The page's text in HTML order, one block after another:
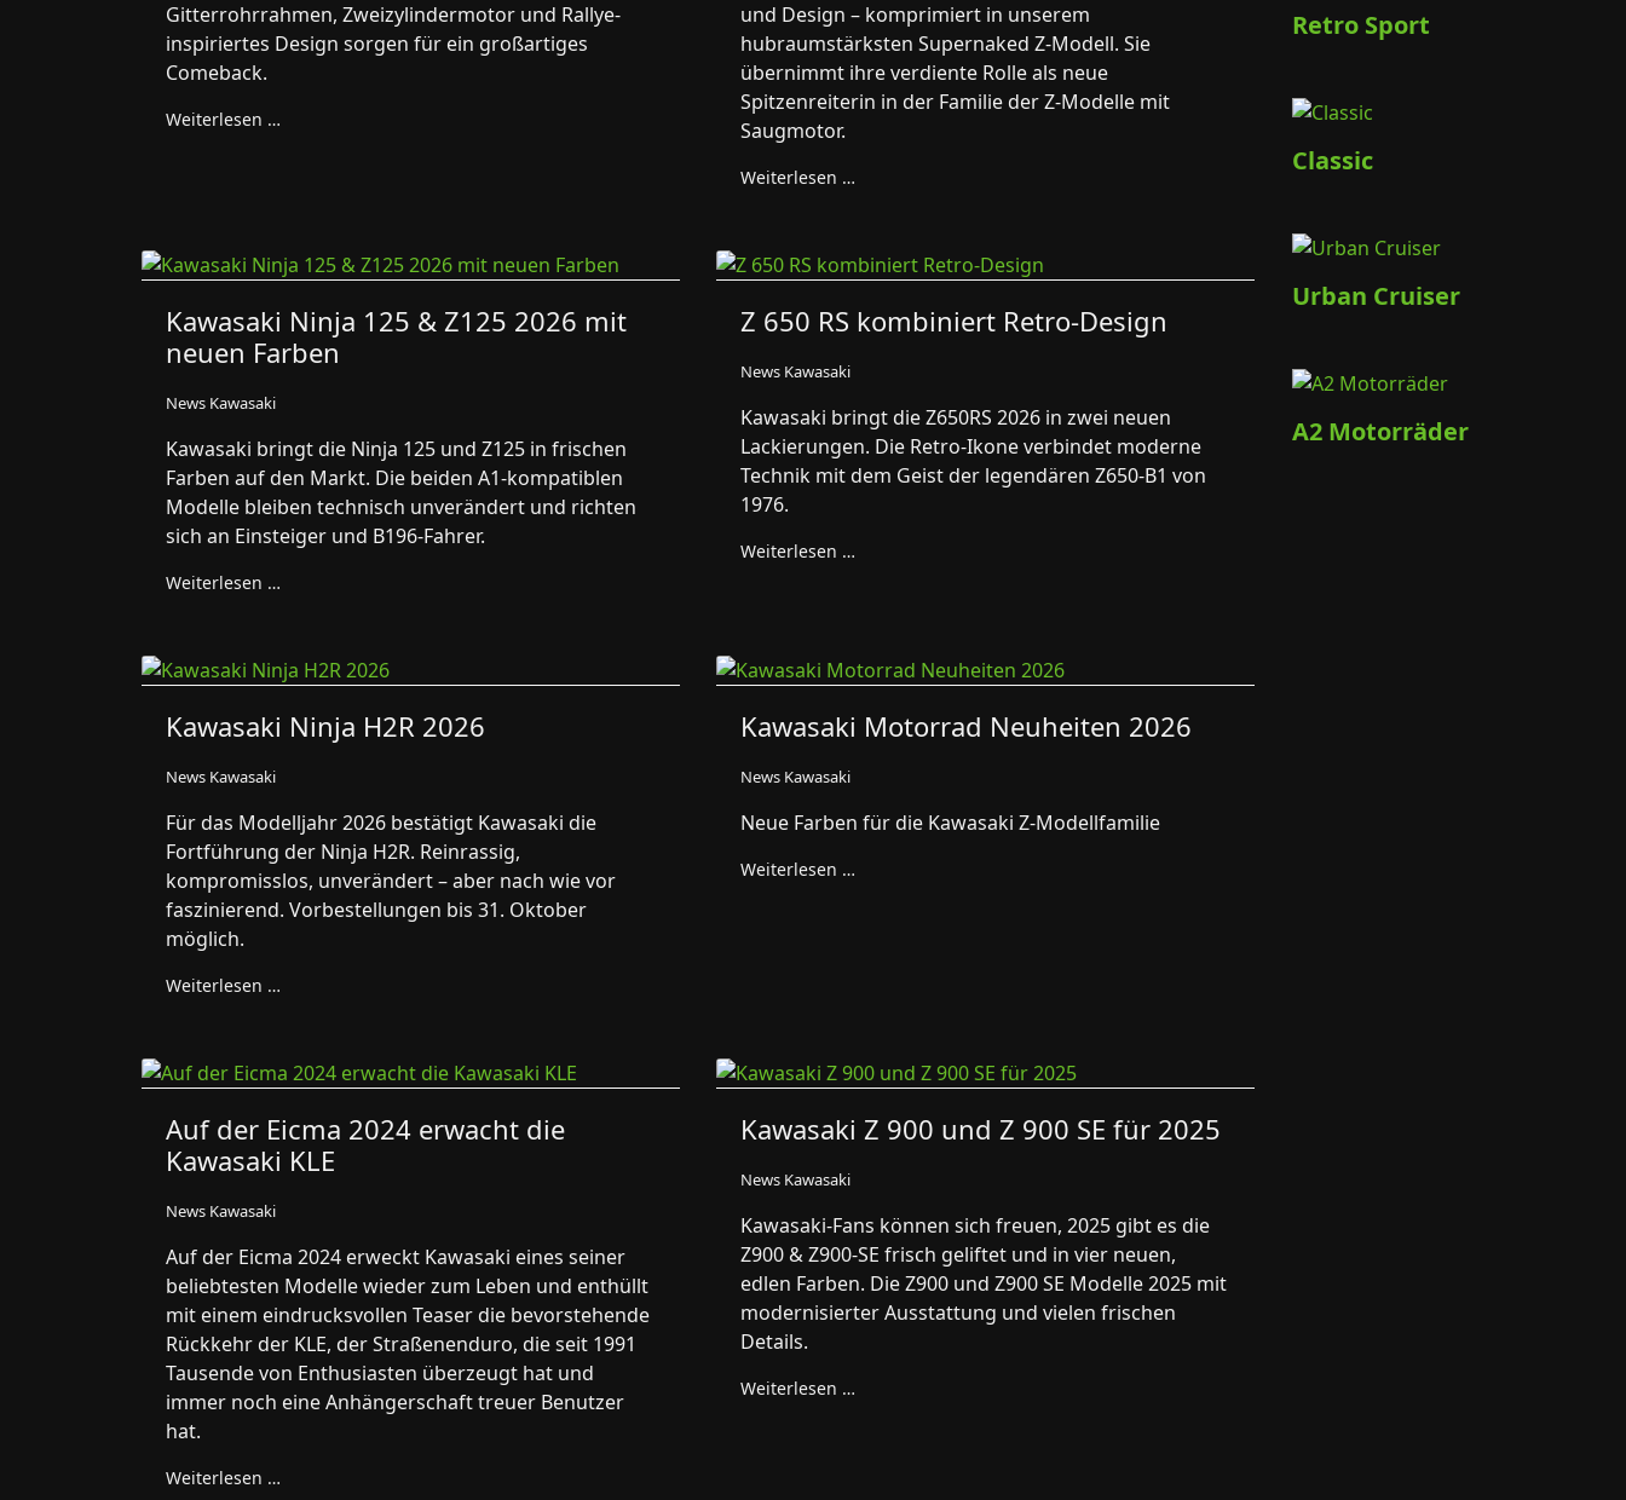
Gitterrohrrahmen, Zweizylindermotor und Rallye-
inspiriertes Design sorgen für ein großartiges
Comeback.
Weiterlesen …
und Design – komprimiert in unserem
hubraumstärksten Supernaked Z-Modell. Sie
übernimmt ihre verdiente Rolle als neue
Spitzenreiterin in der Familie der Z-Modelle mit
Saugmotor.
Weiterlesen …
Kawasaki Ninja 125 & Z125 2026 mit
neuen Farben
News Kawasaki
Kawasaki bringt die Ninja 125 und Z125 in frischen
Farben auf den Markt. Die beiden A1-kompatiblen
Modelle bleiben technisch unverändert und richten
sich an Einsteiger und B196-Fahrer.
Weiterlesen …
Z 650 RS kombiniert Retro-Design
News Kawasaki
Kawasaki bringt die Z650RS 2026 in zwei neuen
Lackierungen. Die Retro-Ikone verbindet moderne
Technik mit dem Geist der legendären Z650-B1 von
1976.
Weiterlesen …
Kawasaki Ninja H2R 2026
News Kawasaki
Für das Modelljahr 2026 bestätigt Kawasaki die
Fortführung der Ninja H2R. Reinrassig,
kompromisslos, unverändert – aber nach wie vor
faszinierend. Vorbestellungen bis 31. Oktober
möglich.
Weiterlesen …
Kawasaki Motorrad Neuheiten 2026
News Kawasaki
Neue Farben für die Kawasaki Z-Modellfamilie
Weiterlesen …
Auf der Eicma 2024 erwacht die
Kawasaki KLE
News Kawasaki
Auf der Eicma 2024 erweckt Kawasaki eines seiner
beliebtesten Modelle wieder zum Leben und enthüllt
mit einem eindrucksvollen Teaser die bevorstehende
Rückkehr der KLE, der Straßenenduro, die seit 1991
Tausende von Enthusiasten überzeugt hat und
immer noch eine Anhängerschaft treuer Benutzer
hat.
Weiterlesen …
Kawasaki Z 900 und Z 900 SE für 2025
News Kawasaki
Kawasaki-Fans können sich freuen, 2025 gibt es die
Z900 & Z900-SE frisch geliftet und in vier neuen,
edlen Farben. Die Z900 und Z900 SE Modelle 2025 mit
modernisierter Ausstattung und vielen frischen
Details.
Weiterlesen …
Retro Sport
Classic
Urban Cruiser
A2 Motorräder